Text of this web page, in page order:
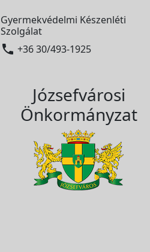
Gyermekvédelmi Készenléti
Szolgálat
 +36 30/493-1925
Józsefvárosi
Önkormányzat